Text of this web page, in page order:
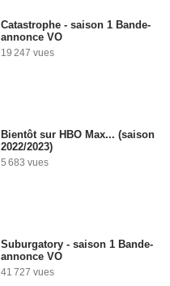
Catastrophe - saison 1 Bande-
annonce VO
19 247 vues
Bientôt sur HBO Max... (saison
2022/2023)
5 683 vues
Suburgatory - saison 1 Bande-
annonce VO
41 727 vues